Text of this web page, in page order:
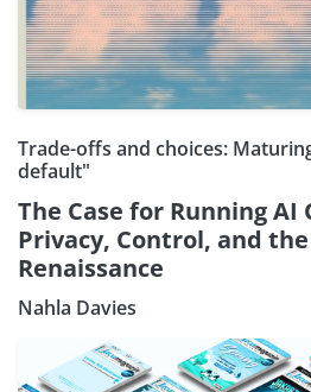
Trade-offs and choices:
default"
The Case for Running AI
Privacy, Control, and
Renaissance
Nahla Davies